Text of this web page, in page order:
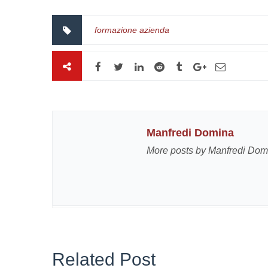
formazione azienda
Manfredi Domina
More posts by Manfredi
Related Post